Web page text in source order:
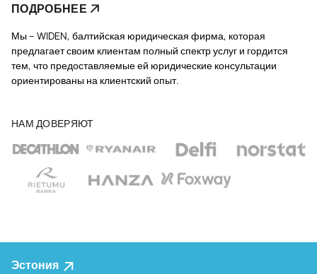
ПОДРОБНЕЕ
Мы – WIDEN, балтийская юридическая фирма, которая
предлагает своим клиентам полный спектр услуг и гордится
тем, что предоставляемые ей юридические консультации
ориентированы на клиентский опыт.
НАМ ДОВЕРЯЮТ
Эстония